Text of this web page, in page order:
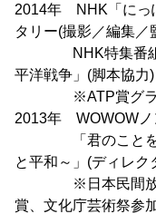
2014年 NHK「にっ
タリー(撮影／編集／
NHK特集番組「
平洋戦争」(脚本協力)
※ATP賞グラ
2013年 WOWOWノ
「君のことを忘
と平和～」(ディレク
※日本民間放送
賞、文化庁芸術祭参